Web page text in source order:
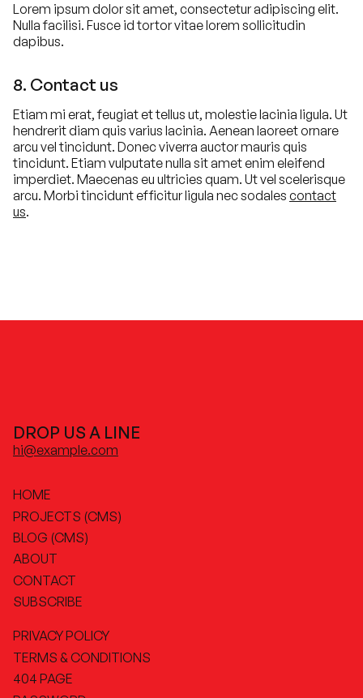
Lorem ipsum dolor sit amet, consectetur adipiscing elit.
Nulla facilisi. Fusce id tortor vitae lorem sollicitudin
dapibus.
8. Contact us
Etiam mi erat, feugiat et tellus ut, molestie lacinia ligula. Ut
hendrerit diam quis varius lacinia. Aenean laoreet ornare
arcu vel tincidunt. Donec viverra auctor mauris quis
tincidunt. Etiam vulputate nulla sit amet enim eleifend
imperdiet. Maecenas eu ultricies quam. Ut vel scelerisque
arcu. Morbi tincidunt efficitur ligula nec sodales contact
us.
DROP US A LINE
hi@example.com
HOME
PROJECTS (CMS)
BLOG (CMS)
ABOUT
CONTACT
SUBSCRIBE
PRIVACY POLICY
TERMS & CONDITIONS
404 PAGE